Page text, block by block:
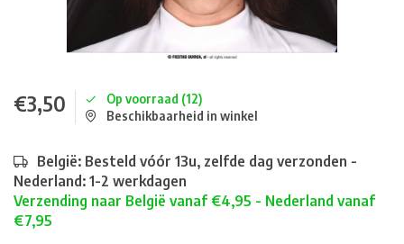
€3,50
Op voorraad (12)
Beschikbaarheid in winkel
België: Besteld vóór 13u, zelfde dag verzonden -
Nederland: 1-2 werkdagen
Verzending naar België vanaf €4,95 - Nederland vanaf
€7,95